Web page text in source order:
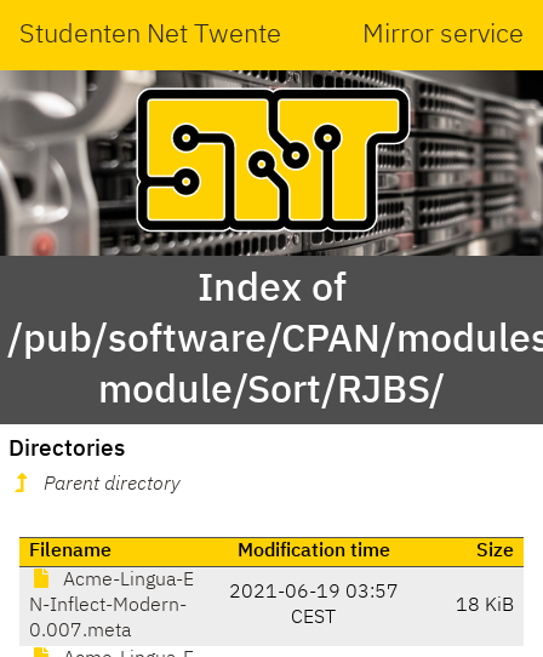
Studenten Net Twente Mirror service
Index of
/pub/software/CPAN/
module/Sort/RJBS/
Directories
Parent directory
Filename Modification time
Size
Acme-Lingua-E
N-Inflect-Modern-
0.007.meta
2021-06-19 03:57
CEST
18 KiB